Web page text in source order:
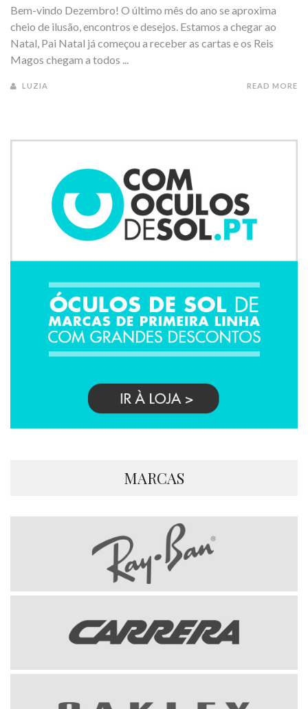
Bem-vindo Dezembro! O último mês do ano se aproxima
cheio de ilusão, encontros e desejos. Estamos a chegar ao
Natal, Pai Natal já começou a receber as cartas e os Reis
Magos chegam a todos ...
LUZIA READ MORE
MARCAS